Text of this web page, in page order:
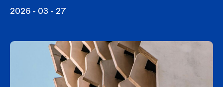
2026 - 03 - 27